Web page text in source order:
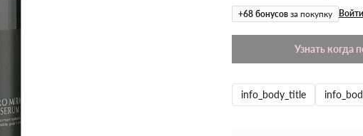
+68 бонусов за покупку
Узнать когда
info_body_title